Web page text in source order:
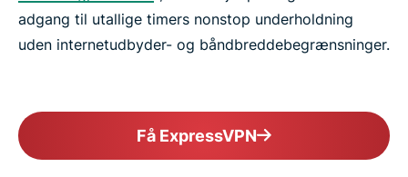
adgang til utallige timers nonstop underholdning
uden internetudbyder- og båndbreddebegrænsninger.
Få ExpressVPN